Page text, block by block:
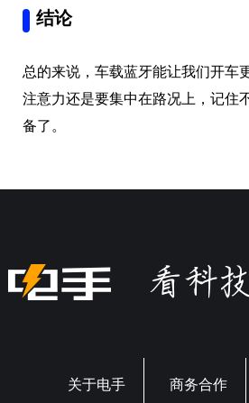
结论
总的来说，车载蓝牙能让我们开车
注意力还是要集中在路况上，记住
备了。
关于电手 商务合作